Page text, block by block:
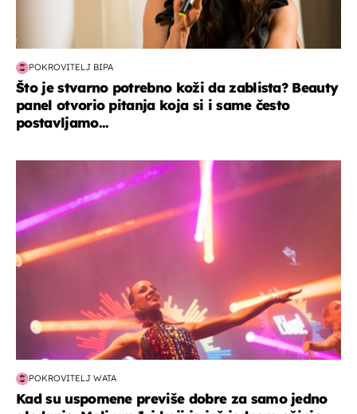
POKROVITELJ BIPA
Što je stvarno potrebno koži da zablista? Beauty
panel otvorio pitanja koja si i same često
postavljamo...
POKROVITELJ WATA
Kad su uspomene previše dobre za samo jedno